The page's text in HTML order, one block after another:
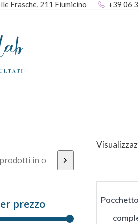
Frasche, 211 Fiumicino +39 06
prezzo